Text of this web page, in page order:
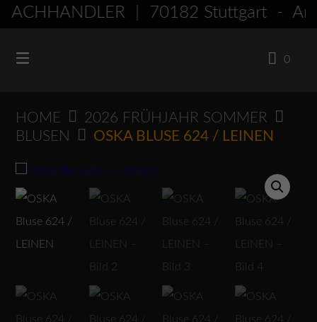
Springen
Inhalt
| 70182 Stuttgart -
0
HOME
2026 FRÜHJAHR SOMMER
BLUSEN
OSKA BLUSE 624 / LEINEN